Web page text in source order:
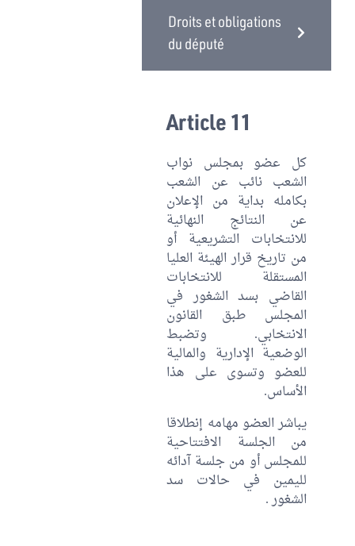
Droits et obligations
du député
Article 11
كل عضو بمجلس نواب
الشعب نائب عن الشعب
بكامله بداية من الإعلان
عن النتائج النهائية
للانتخابات التشريعية أو
من تاريخ قرار الهيئة العليا
المستقلة للانتخابات
القاضي بسد الشغور في
المجلس طبق القانون
الانتخابي. وتضبط
الوضعية الإدارية والمالية
للعضو وتسوى على هذا
الأساس.
يباشر العضو مهامه إنطلاقا
من الجلسة الافتتاحية
للمجلس أو من جلسة آدائه
لليمين في حالات سد
الشغور .